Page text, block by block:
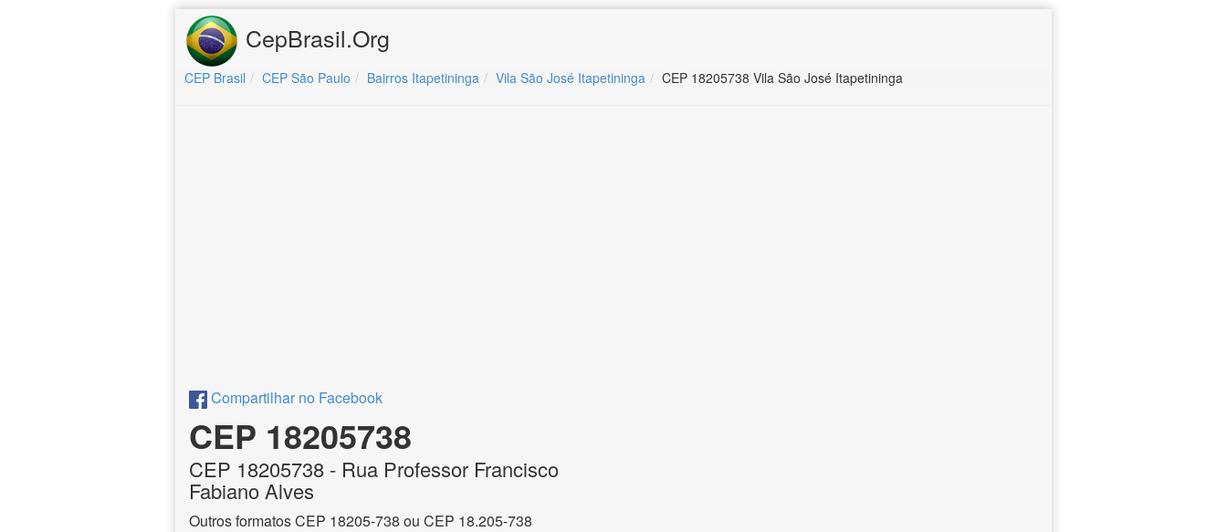
CepBrasil.Org
CEP Brasil CEP São Paulo Bairros Itapetininga Vila São José Itapetininga CEP 18205738 Vila São José Itapetininga
Compartilhar no Facebook
CEP 18205738
CEP 18205738 - Rua Professor Francisco
Fabiano Alves
Outros formatos CEP 18205-738 ou CEP 18.205-738